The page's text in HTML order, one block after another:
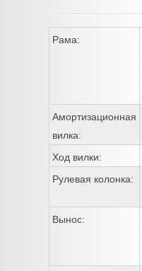
Рама:
Амортизационная
вилка:
Ход вилки:
Рулевая колонка:
Вынос: